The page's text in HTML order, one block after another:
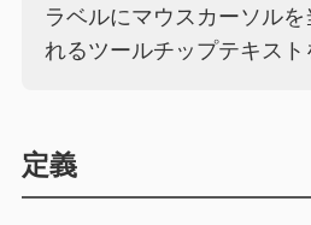
ラベルにマウスカーソルを
れるツールチップテキスト
定義